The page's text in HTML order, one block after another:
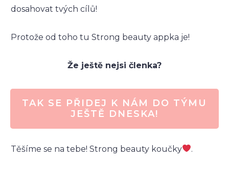
dosahovat tvých cílů!
Protože od toho tu Strong beauty appka je!
Že ještě nejsi členka?
TAK SE PŘIDEJ K NÁM DO TÝMU
JEŠTĚ DNESKA!
Těšíme se na tebe! Strong beauty koučky .